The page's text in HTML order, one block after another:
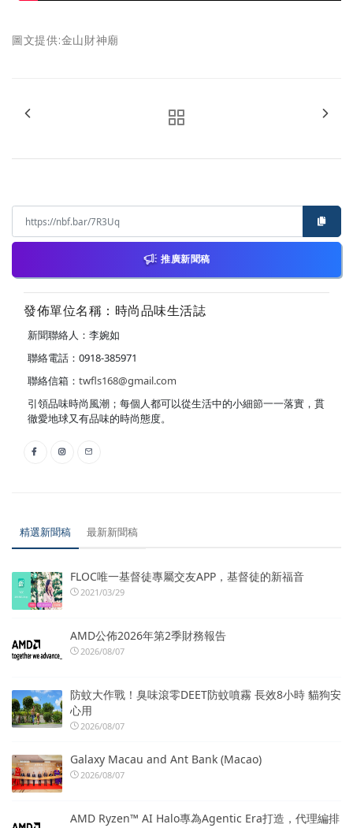
圖文提供:金山財神廟
推廣新聞稿
發佈單位名稱：時尚品味生活誌
新聞聯絡人：李婉如
聯絡電話：0918-385971
聯絡信箱： twfls168@gmail.com
引領品味時尚風潮；每個人都可以從生活中的小細節一一落實，貫
徹愛地球又有品味的時尚態度。
精選新聞稿 最新新聞稿
FLOC唯一基督徒專屬交友APP，基督徒的新福音
2021/03/29
AMD公佈2026年第2季財務報告
2026/08/07
防蚊大作戰！臭味滾零DEET防蚊噴霧 長效8小時 貓狗安
心用
2026/08/07
Galaxy Macau and Ant Bank (Macao)
2026/08/07
AMD Ryzen™ AI Halo專為Agentic Era打造，代理編排